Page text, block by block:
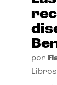
por
Libros